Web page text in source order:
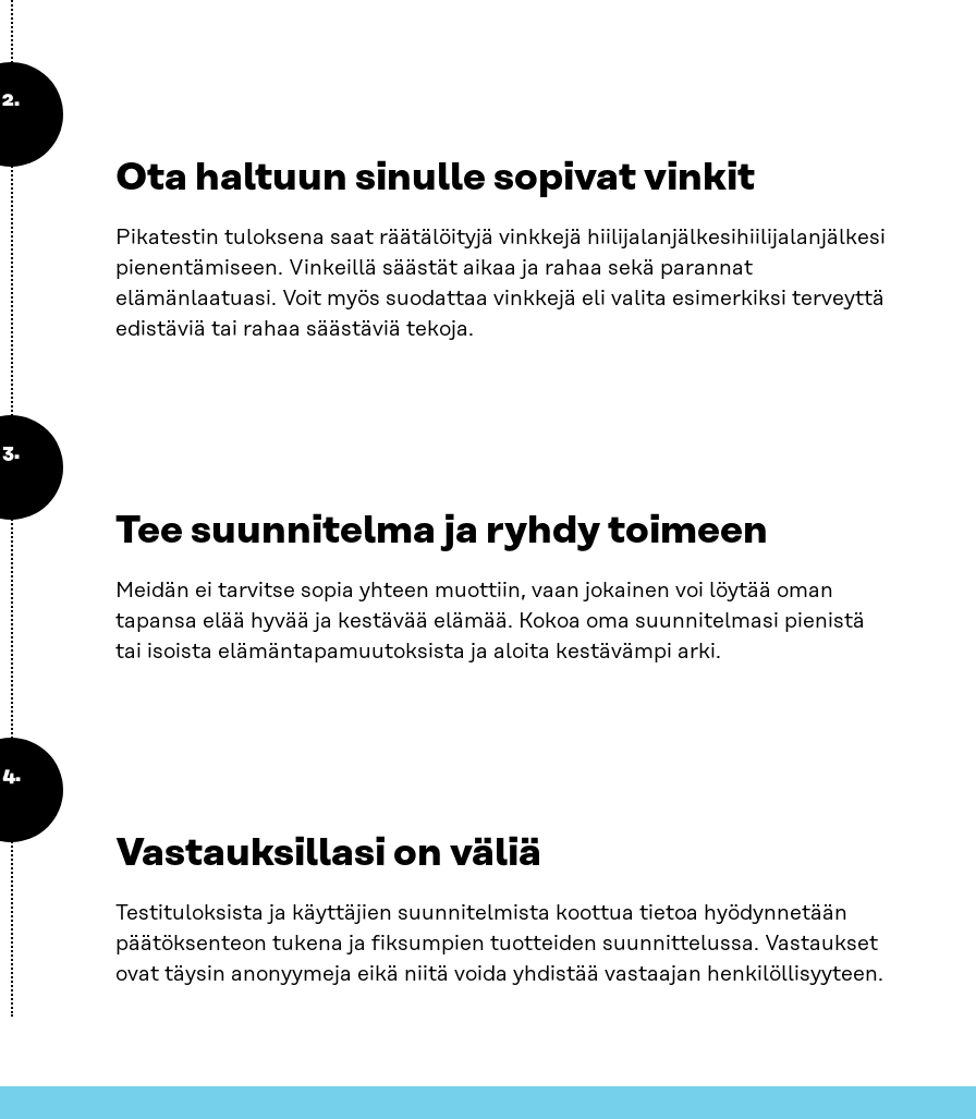
2.
Ota haltuun sinulle sopivat vinkit
Pikatestin tuloksena saat räätälöityjä vinkkejä hiilijalanjälkesihiilijalanjälkesi
pienentämiseen. Vinkeillä säästät aikaa ja rahaa sekä parannat
elämänlaatuasi. Voit myös suodattaa vinkkejä eli valita esimerkiksi terveyttä
edistäviä tai rahaa säästäviä tekoja.
3.
Tee suunnitelma ja ryhdy toimeen
Meidän ei tarvitse sopia yhteen muottiin, vaan jokainen voi löytää oman
tapansa elää hyvää ja kestävää elämää. Kokoa oma suunnitelmasi pienistä
tai isoista elämäntapamuutoksista ja aloita kestävämpi arki.
4.
Vastauksillasi on väliä
Testituloksista ja käyttäjien suunnitelmista koottua tietoa hyödynnetään
päätöksenteon tukena ja fiksumpien tuotteiden suunnittelussa. Vastaukset
ovat täysin anonyymeja eikä niitä voida yhdistää vastaajan henkilöllisyyteen.